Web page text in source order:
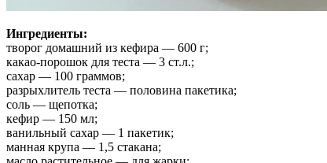
Ингредиенты:
творог домашний из кефира — 600 г;
какао-порошок для теста — 3 ст.л.;
сахар — 100 граммов;
разрыхлитель теста — половина пакетика;
соль — щепотка;
кефир — 150 мл;
ванильный сахар — 1 пакетик;
манная крупа — 1,5 стакана;